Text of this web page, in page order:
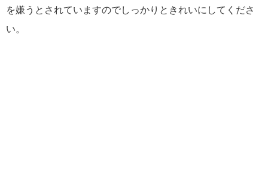
を嫌うとされていますのでしっかりときれいにしてくださ
い。